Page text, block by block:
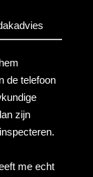
de telefoon
zijn
me echt